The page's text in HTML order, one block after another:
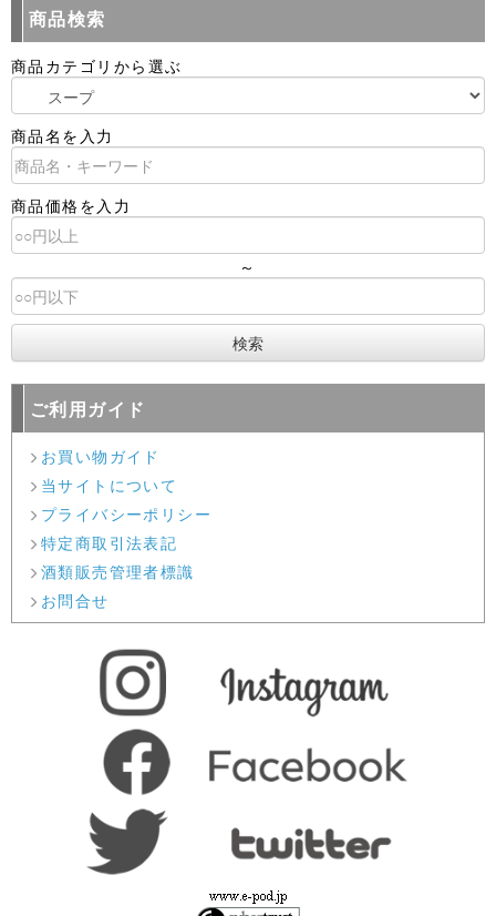
商品検索
商品カテゴリから選ぶ
商品名を入力
商品価格を入力
～
ご利用ガイド
お買い物ガイド
当サイトについて
プライバシーポリシー
特定商取引法表記
酒類販売管理者標識
お問合せ